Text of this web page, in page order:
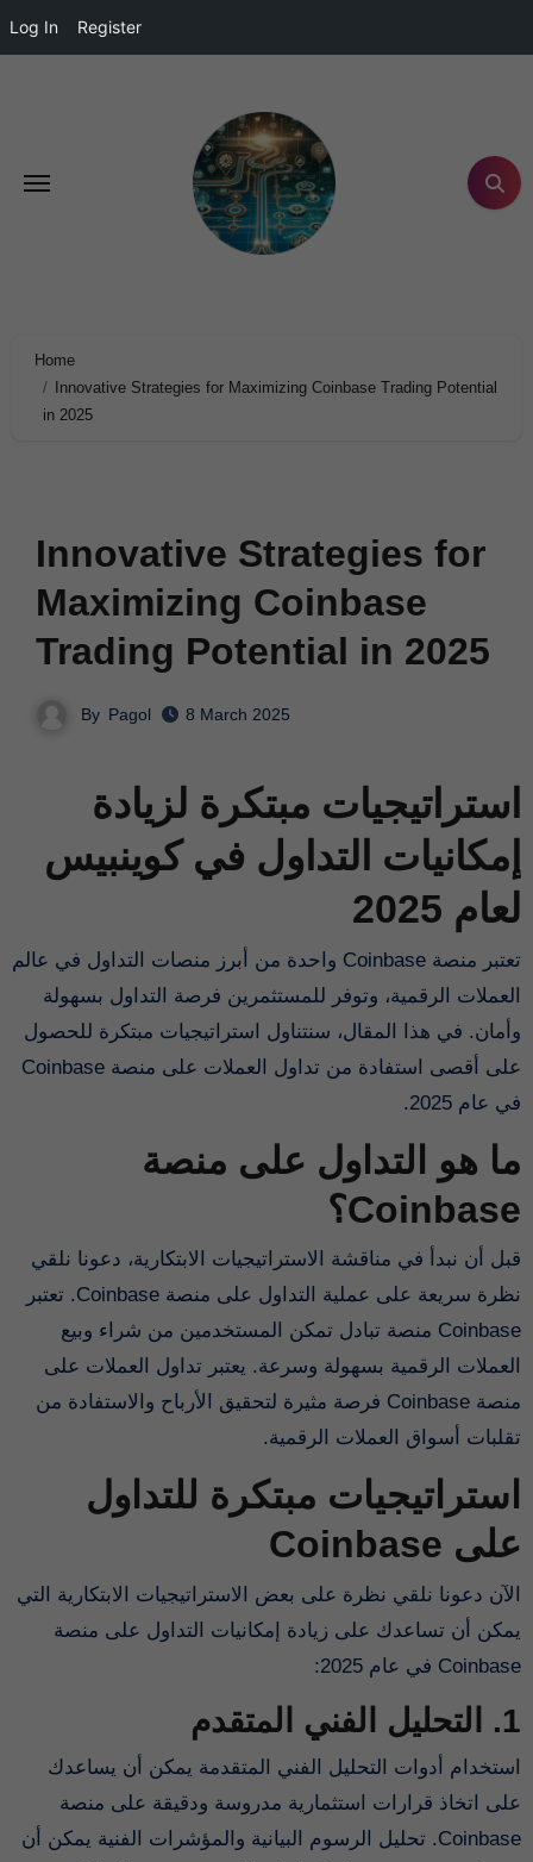
Log In Register
Home
Innovative Strategies for Maximizing Coinbase Trading Potential
in 2025
Innovative Strategies for
Maximizing Coinbase
Trading Potential in 2025
By Pagol 8 March 2025
استراتيجيات مبتكرة لزيادة
إمكانيات التداول في كوينبيس
لعام 2025
تعتبر منصة Coinbase واحدة من أبرز منصات التداول في عالم
العملات الرقمية، وتوفر للمستثمرين فرصة التداول بسهولة
وأمان. في هذا المقال، سنتناول استراتيجيات مبتكرة للحصول
على أقصى استفادة من تداول العملات على منصة Coinbase
في عام 2025.
ما هو التداول على منصة
Coinbase؟
قبل أن نبدأ في مناقشة الاستراتيجيات الابتكارية، دعونا نلقي
نظرة سريعة على عملية التداول على منصة Coinbase. تعتبر
Coinbase منصة تبادل تمكن المستخدمين من شراء وبيع
العملات الرقمية بسهولة وسرعة. يعتبر تداول العملات على
منصة Coinbase فرصة مثيرة لتحقيق الأرباح والاستفادة من
تقلبات أسواق العملات الرقمية.
استراتيجيات مبتكرة للتداول
على Coinbase
الآن دعونا نلقي نظرة على بعض الاستراتيجيات الابتكارية التي
يمكن أن تساعدك على زيادة إمكانيات التداول على منصة
Coinbase في عام 2025:
1. التحليل الفني المتقدم
استخدام أدوات التحليل الفني المتقدمة يمكن أن يساعدك
على اتخاذ قرارات استثمارية مدروسة ودقيقة على منصة
Coinbase. تحليل الرسوم البيانية والمؤشرات الفنية يمكن أن